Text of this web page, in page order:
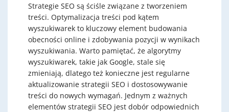
Strategie SEO są ściśle związane z tworzeniem
treści. Optymalizacja treści pod kątem
wyszukiwarek to kluczowy element budowania
obecności online i zdobywania pozycji w wynikach
wyszukiwania. Warto pamiętać, że algorytmy
wyszukiwarek, takie jak Google, stale się
zmieniają, dlatego też konieczne jest regularne
aktualizowanie strategii SEO i dostosowywanie
treści do nowych wymagań. Jednym z ważnych
elementów strategii SEO jest dobór odpowiednich